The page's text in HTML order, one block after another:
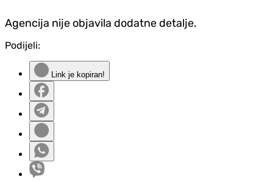
Agencija nije objavila dodatne detalje.
Podijeli:
Link je kopiran!